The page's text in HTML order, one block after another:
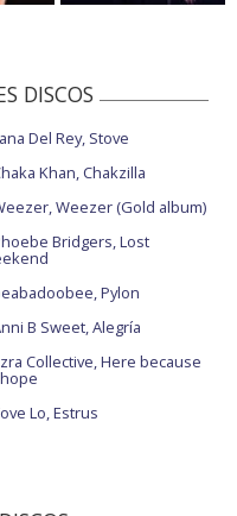
DISCOS
Del Rey, Stove
Khan, Chakzilla
Weezer (Gold album)
Bridgers, Lost
Pylon
B Sweet, Alegría
Collective, Here because
Lo, Estrus